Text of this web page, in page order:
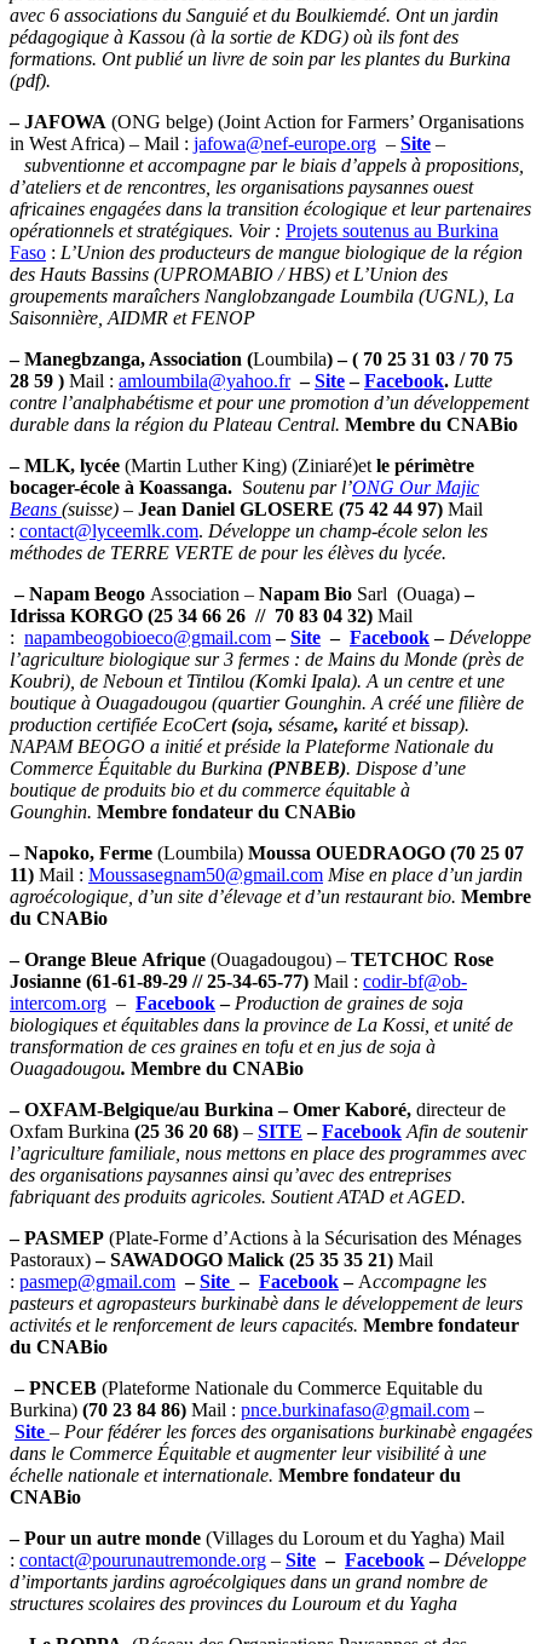
avec 6 associations du Sanguié et du Boulkiemdé. Ont un jardin
pédagogique à Kassou (à la sortie de KDG) où ils font des
formations. Ont publié un livre de soin par les plantes du Burkina
(pdf).
– JAFOWA (ONG belge) (Joint Action for Farmers’ Organisations
in West Africa) – Mail : jafowa@nef-europe.org – Site –
subventionne et accompagne par le biais d’appels à propositions,
d’ateliers et de rencontres, les organisations paysannes ouest
africaines engagées dans la transition écologique et leur partenaires
opérationnels et stratégiques. Voir : Projets soutenus au Burkina
Faso : L’Union des producteurs de mangue biologique de la région
des Hauts Bassins (UPROMABIO / HBS) et L’Union des
groupements maraîchers Nanglobzangade Loumbila (UGNL), La
Saisonnière, AIDMR et FENOP
– Manegbzanga, Association (Loumbila) – ( 70 25 31 03 / 70 75
28 59 ) Mail : amloumbila@yahoo.fr–Site–Facebook. Lutte
contre l’analphabétisme et pour une promotion d’un développement
durable dans la région du Plateau Central. Membre du CNABio
– MLK, lycée (Martin Luther King) (Ziniaré)et le périmètre
bocager-école à Koassanga. Soutenu par l’ONG Our Majic
Beans (suisse) – Jean Daniel GLOSERE (75 42 44 97) Mail
: contact@lyceemlk.com. Développe un champ-école selon les
méthodes de TERRE VERTE de pour les élèves du lycée.
– Napam Beogo Association – Napam Bio Sarl (Ouaga)–
Idrissa KORGO (25 34 66 26 // 70 83 04 32) Mail
: napambeogobioeco@gmail.com–Site – Facebook– Développe
l’agriculture biologique sur 3 fermes : de Mains du Monde (près de
Koubri), de Neboun et Tintilou (Komki Ipala). A un centre et une
boutique à Ouagadougou (quartier Gounghin. A créé une filière de
production certifiée EcoCert(soja, sésame, karité et bissap).
NAPAM BEOGO a initié et préside la Plateforme Nationale du
Commerce Équitable du Burkina (PNBEB). Dispose d’une
boutique de produits bio et du commerce équitable à
Gounghin. Membre fondateur du CNABio
– Napoko, Ferme (Loumbila) Moussa OUEDRAOGO (70 25 07
11) Mail : Moussasegnam50@gmail.com Mise en place d’un jardin
agroécologique, d’un site d’élevage et d’un restaurant bio. Membre
du CNABio
– Orange Bleue Afrique (Ouagadougou) – TETCHOC Rose
Josianne (61-61-89-29 // 25-34-65-77) Mail : codir-bf@ob-
intercom.org – Facebook– Production de graines de soja
biologiques et équitables dans la province de La Kossi, et unité de
transformation de ces graines en tofu et en jus de soja à
Ouagadougou. Membre du CNABio
– OXFAM-Belgique/au Burkina – Omer Kaboré, directeur de
Oxfam Burkina (25 36 20 68) – SITE –Facebook Afin de soutenir
l’agriculture familiale, nous mettons en place des programmes avec
des organisations paysannes ainsi qu’avec des entreprises
fabriquant des produits agricoles. Soutient ATAD et AGED.
– PASMEP (Plate-Forme d’Actions à la Sécurisation des Ménages
Pastoraux)– SAWADOGO Malick (25 35 35 21) Mail
: pasmep@gmail.com –Site – Facebook– Accompagne les
pasteurs et agropasteurs burkinabè dans le développement de leurs
activités et le renforcement de leurs capacités. Membre fondateur
du CNABio
– PNCEB (Plateforme Nationale du Commerce Equitable du
Burkina) (70 23 84 86) Mail : pnce.burkinafaso@gmail.com –
Site – Pour fédérer les forces des organisations burkinabè engagées
dans le Commerce Équitable et augmenter leur visibilité à une
échelle nationale et internationale. Membre fondateur du
CNABio
– Pour un autre monde (Villages du Loroum et du Yagha) Mail
: contact@pourunautremonde.org – Site – Facebook– Développe
d’importants jardins agroécolgiques dans un grand nombre de
structures scolaires des provinces du Louroum et du Yagha